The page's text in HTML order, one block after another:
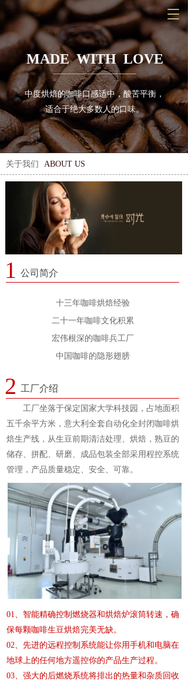
T
o
g
l
e
a
v
i
g
a
t
o
MADE  WITH  LOVE
中度烘焙的咖啡口感适中，酸苦平衡，
适合于绝大多数人的口味。
关于我们 ABOUT US
公司简介
十三年咖啡烘焙经验
二十一年咖啡文化积累
宏伟根深的咖啡兵工厂
中国咖啡的隐形翅膀
工厂介绍
五千余平方米，意大利全套自动化全封闭咖啡烘
焙生产线，从生豆前期清洁处理、烘焙，熟豆的
储存、拼配、研磨、成品包装全部采用程控系统
管理，产品质量稳定、安全、可靠。
01、智能精确控制燃烧器和烘焙炉滚筒转速，确
保每颗咖啡生豆烘焙完美无缺。
02、先进的远程控制系统能让你用手机和电脑在
地球上的任何地方遥控你的产品生产过程。
03、强大的后燃烧系统将排出的热量和杂质回收
1
2